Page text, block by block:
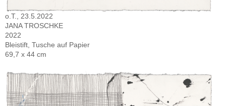
o.T., 23.5.2022
JANA TROSCHKE
2022
Bleistift, Tusche auf Papier
69,7 x 44 cm